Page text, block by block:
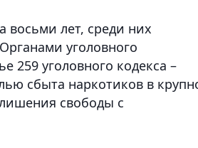
восьми лет, среди них
уголовного
259 уголовного кодекса –
сбыта наркотиков в
свободы с